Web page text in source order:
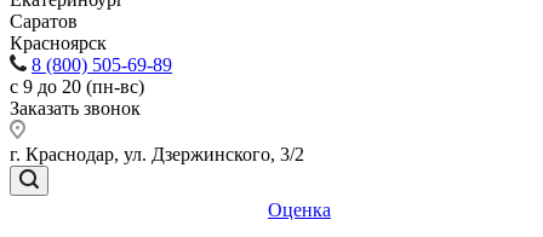
Саратов
Красноярск
8 (800) 505-69-89
с 9 до 20 (пн-вс)
Заказать звонок
г. Краснодар, ул. Дзержинского, 3/2
Оценка